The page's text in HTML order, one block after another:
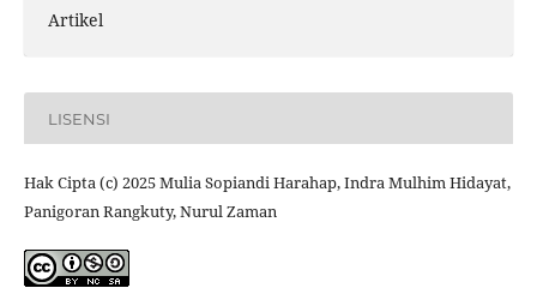
Artikel
LISENSI
Hak Cipta (c) 2025 Mulia Sopiandi Harahap, Indra Mulhim Hidayat,
Panigoran Rangkuty, Nurul Zaman